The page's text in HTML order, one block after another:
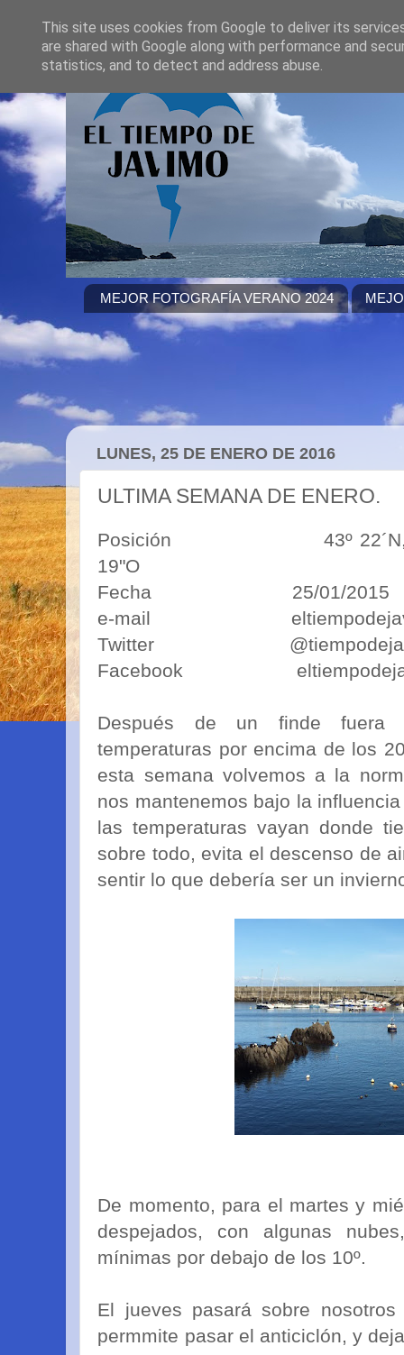
MEJOR FOTOGRAFÍA VERANO 2024
LUNES, 25 DE ENERO DE 2016
ULTIMA SEMANA DE ENERO.
Posición 43º 22´N,
19"O
Fecha 25/01/2015
e-mail
Twitter
Facebook
Después de un finde fuera
temperaturas por encima de los
esta semana volvemos a la
nos mantenemos bajo la
las temperaturas vayan donde
sobre todo, evita el descenso de
sentir lo que debería ser un
De momento, para el martes y
despejados, con algunas
mínimas por debajo de los 10º.
El jueves pasará sobre
permmite pasar el anticiclón, y
This site uses cookies from Google to deliver its
are shared with Google along with performance and
statistics, and to detect and address abuse.